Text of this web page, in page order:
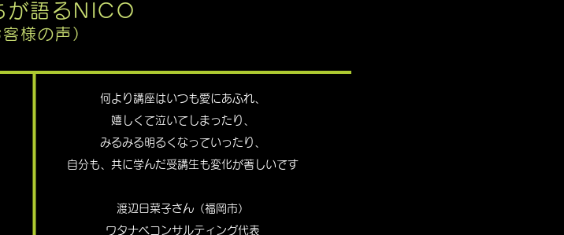
が語るNICO
客様の声）
何より講座はいつも愛にあふれ、
嬉しくて泣いてしまったり、
みるみる明るくなっていったり、
自分も、共に学んだ受講生も変化が著しいです
渡辺日菜子さん（福岡市）
ワタナベコンサルティング代表